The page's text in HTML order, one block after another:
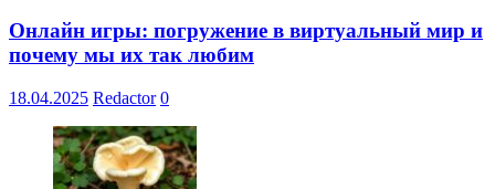
Онлайн игры: погружение в виртуальный мир и
почему мы их так любим
18.04.2025 Redactor 0